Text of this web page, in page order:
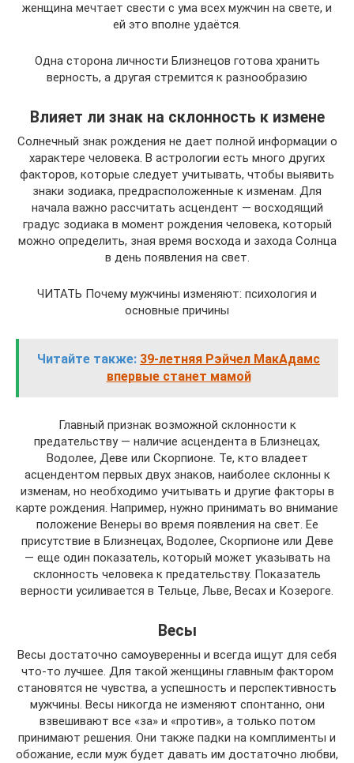
женщина мечтает свести с ума всех мужчин на свете, и
ей это вполне удаётся.
Одна сторона личности Близнецов готова хранить
верность, а другая стремится к разнообразию
Влияет ли знак на склонность к измене
Солнечный знак рождения не дает полной информации о
характере человека. В астрологии есть много других
факторов, которые следует учитывать, чтобы выявить
знаки зодиака, предрасположенные к изменам. Для
начала важно рассчитать асцендент — восходящий
градус зодиака в момент рождения человека, который
можно определить, зная время восхода и захода Солнца
в день появления на свет.
ЧИТАТЬ Почему мужчины изменяют: психология и
основные причины
Читайте также: 39-летняя Рэйчел МакАдамс
впервые станет мамой
Главный признак возможной склонности к
предательству — наличие асцендента в Близнецах,
Водолее, Деве или Скорпионе. Те, кто владеет
асцендентом первых двух знаков, наиболее склонны к
изменам, но необходимо учитывать и другие факторы в
карте рождения. Например, нужно принимать во внимание
положение Венеры во время появления на свет. Ее
присутствие в Близнецах, Водолее, Скорпионе или Деве
— еще один показатель, который может указывать на
склонность человека к предательству. Показатель
верности усиливается в Тельце, Льве, Весах и Козероге.
Весы
Весы достаточно самоуверенны и всегда ищут для себя
что-то лучшее. Для такой женщины главным фактором
становятся не чувства, а успешность и перспективность
мужчины. Весы никогда не изменяют спонтанно, они
взвешивают все «за» и «против», а только потом
принимают решения. Они также падки на комплименты и
обожание, если муж будет давать им достаточно любви,